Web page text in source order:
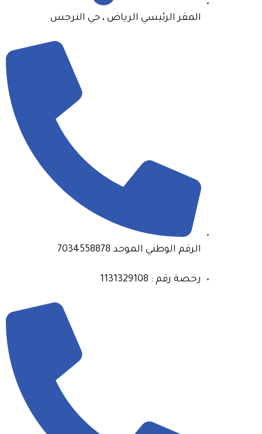
المقر الرئيسي الرياض ، حي النرجس
الرقم الوطني الموحد 7034558878
رخصة رقم : 1131329108